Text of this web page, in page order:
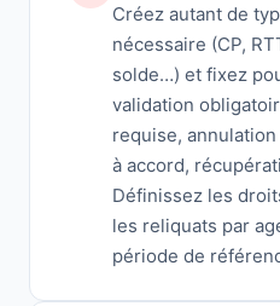
Créez autant de
nécessaire (CP,
solde…) et fixez
validation
requise,
à accord,
Définissez les
les reliquats par
période de